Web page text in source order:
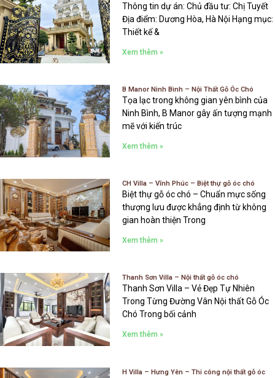
Thông tin dự án: Chủ đầu tư: Chị Tuyết
Địa điểm: Dương Hòa, Hà Nội Hạng mục:
Thiết kế &
Xem thêm »
B Manor Ninh Bình – Nội Thất Gỗ Óc Chó
Tọa lạc trong không gian yên bình của
Ninh Bình, B Manor gây ấn tượng mạnh
mẽ với kiến trúc
Xem thêm »
CH Villa – Vĩnh Phúc – Biệt thự gỗ óc chó
Biệt thự gỗ óc chó – Chuẩn mực sống
thượng lưu được khẳng định từ không
gian hoàn thiện Trong
Xem thêm »
Thanh Sơn Villa – Nội thất gỗ óc chó
Thanh Sơn Villa – Vẻ Đẹp Tự Nhiên
Trong Từng Đường Vân Nội thất Gỗ Óc
Chó Trong bối cảnh
Xem thêm »
H Villa – Hưng Yên – Thi công nội thất gỗ óc